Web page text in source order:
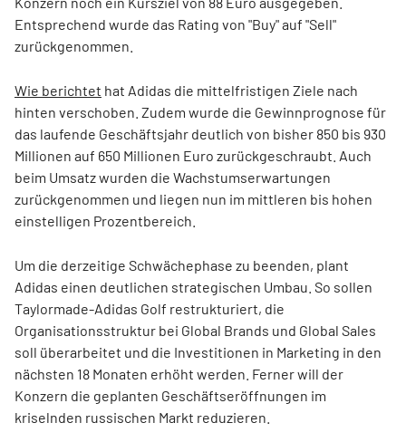
Entsprechend wurde das Rating von "Buy" auf "Sell"
zurückgenommen.
Wie berichtet hat Adidas die mittelfristigen Ziele nach
hinten verschoben. Zudem wurde die Gewinnprognose für
das laufende Geschäftsjahr deutlich von bisher 850 bis 930
Millionen auf 650 Millionen Euro zurückgeschraubt. Auch
beim Umsatz wurden die Wachstumserwartungen
zurückgenommen und liegen nun im mittleren bis hohen
einstelligen Prozentbereich.
Um die derzeitige Schwächephase zu beenden, plant
Adidas einen deutlichen strategischen Umbau. So sollen
Taylormade-Adidas Golf restrukturiert, die
Organisationsstruktur bei Global Brands und Global Sales
soll überarbeitet und die Investitionen in Marketing in den
nächsten 18 Monaten erhöht werden. Ferner will der
Konzern die geplanten Geschäftseröffnungen im
kriselnden russischen Markt reduzieren.